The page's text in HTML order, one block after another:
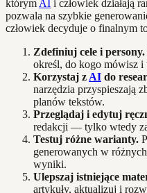
którym AI i człowiek działają
pozwala na szybkie
człowiek decyduje o finalnym
Zdefiniuj cele i persony.
określ, do kogo mówisz i
Korzystaj z AI do
narzędzia przyspieszają
planów tekstów.
Przeglądaj i edytuj
redakcji — tylko wtedy
Testuj różne warianty.
generowanych w
wyniki.
Ulepszaj istniejące
artykuły, aktualizuj i